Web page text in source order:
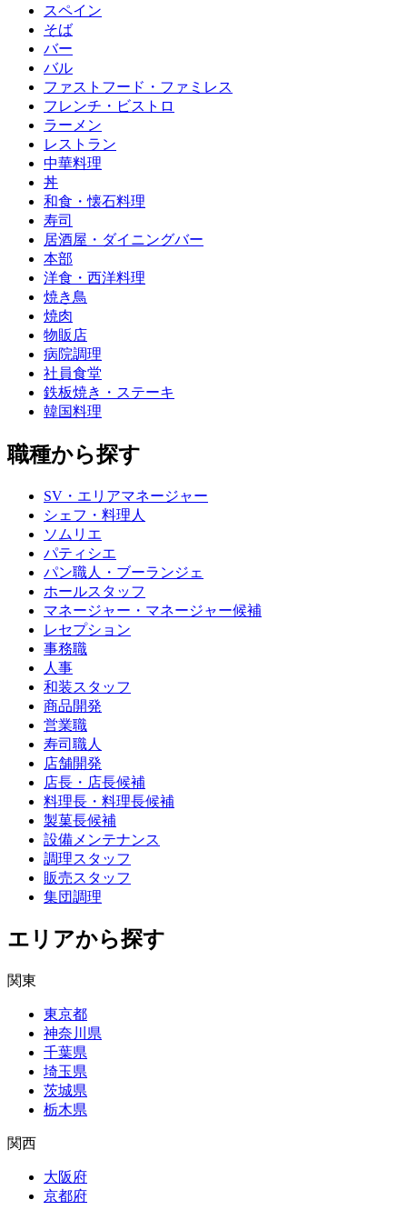
スペイン
そば
バー
バル
ファストフード・ファミレス
フレンチ・ビストロ
ラーメン
レストラン
中華料理
丼
和食・懐石料理
寿司
居酒屋・ダイニングバー
本部
洋食・西洋料理
焼き鳥
焼肉
物販店
病院調理
社員食堂
鉄板焼き・ステーキ
韓国料理
職種から探す
SV・エリアマネージャー
シェフ・料理人
ソムリエ
パティシエ
パン職人・ブーランジェ
ホールスタッフ
マネージャー・マネージャー候補
レセプション
事務職
人事
和装スタッフ
商品開発
営業職
寿司職人
店舗開発
店長・店長候補
料理長・料理長候補
製菓長候補
設備メンテナンス
調理スタッフ
販売スタッフ
集団調理
エリアから探す
関東
東京都
神奈川県
千葉県
埼玉県
茨城県
栃木県
関西
大阪府
京都府